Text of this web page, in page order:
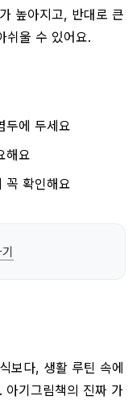
높아지고, 반대로 큰
쉬울 수 있어요.
두에 두세요
해요
꼭 확인해요
보다, 생활 루틴 속에
아기그림책의 진짜 가